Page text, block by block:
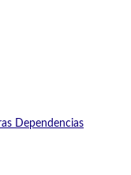
Dependencias